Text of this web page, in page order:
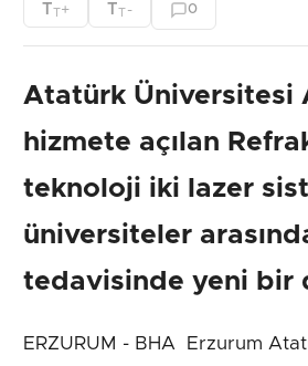
TT+ TT - 0
Atatürk Üniversitesi
hizmete açılan
teknoloji iki lazer
üniversiteler
tedavisinde yeni bir
ERZURUM - BHA Erzurum